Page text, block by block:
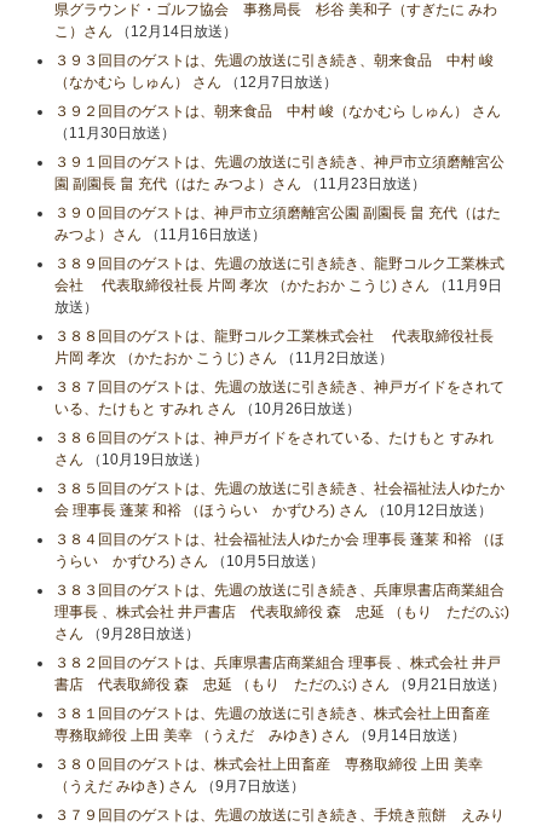
県グラウンド・ゴルフ協会 事務局長 杉谷 美和子（すぎたに みわ
こ）さん （12月14日放送）
３９３回目のゲストは、先週の放送に引き続き、朝来食品 中村 峻
（なかむら しゅん） さん （12月7日放送）
３９２回目のゲストは、朝来食品 中村 峻（なかむら しゅん） さん
（11月30日放送）
３９１回目のゲストは、先週の放送に引き続き、神戸市立須磨離宮公
園 副園長 畠 充代（はた みつよ）さん （11月23日放送）
３９０回目のゲストは、神戸市立須磨離宮公園 副園長 畠 充代（はた
みつよ）さん （11月16日放送）
３８９回目のゲストは、先週の放送に引き続き、龍野コルク工業株式
会社 代表取締役社長 片岡 孝次 （かたおか こうじ) さん （11月9日
放送）
３８８回目のゲストは、龍野コルク工業株式会社 代表取締役社長
片岡 孝次 （かたおか こうじ) さん （11月2日放送）
３８７回目のゲストは、先週の放送に引き続き、神戸ガイドをされて
いる、たけもと すみれ さん （10月26日放送）
３８６回目のゲストは、神戸ガイドをされている、たけもと すみれ
さん （10月19日放送）
３８５回目のゲストは、先週の放送に引き続き、社会福祉法人ゆたか
会 理事長 蓬莱 和裕 （ほうらい かずひろ) さん （10月12日放送）
３８４回目のゲストは、社会福祉法人ゆたか会 理事長 蓬莱 和裕 （ほ
うらい かずひろ) さん （10月5日放送）
３８３回目のゲストは、先週の放送に引き続き、兵庫県書店商業組合
理事長 、株式会社 井戸書店 代表取締役 森 忠延 （もり ただのぶ)
さん （9月28日放送）
３８２回目のゲストは、兵庫県書店商業組合 理事長 、株式会社 井戸
書店 代表取締役 森 忠延 （もり ただのぶ) さん （9月21日放送）
３８１回目のゲストは、先週の放送に引き続き、株式会社上田畜産
専務取締役 上田 美幸 （うえだ みゆき) さん （9月14日放送）
３８０回目のゲストは、株式会社上田畜産 専務取締役 上田 美幸
（うえだ みゆき) さん （9月7日放送）
３７９回目のゲストは、先週の放送に引き続き、手焼き煎餅 えみり